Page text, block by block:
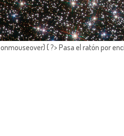
onmouseover) { ?> Pasa el ratón por